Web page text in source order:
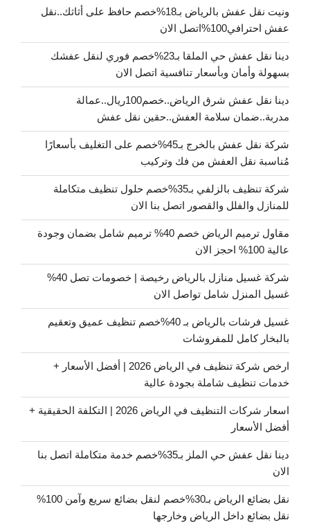
ونيت نقل عفش بالرياض بـ18%خصم حافظ على أثاثك..نقل
عفش احترافي100%اتصل الان
دينا نقل عفش حي الملقا بـ23%خصم فوري لنقل عفشك
بسهولة وأمان وبأسعار تنافسية اتصل الان
دينا نقل عفش شرق الرياض..خصم100ريال..عمالة
مدربة..ضمان سلامة العفش..حقين نقل عفش
شركة نقل عفش بالخرج بـ45%خصم على التغليف بأسعارًا
مُناسبة نقل العفش من فك وتركيب
شركة تنظيف بالزلفي بـ35%خصم حلول تنظيف متكاملة
للمنازل والفلل والقصور اتصل بنا الان
مقاول ترميم الرياض خصم 40% ترميم شامل بضمان وجودة
عالية 100% احجز الان
شركة غسيل منازل بالرياض رخيصة | خصومات تصل 40%
غسيل المنزل شامل تواصل الان
غسيل فرشات بالرياض بـ 40%خصم تنظيف عميق وتعقيم
بالبخار كامل للمفروشات
ارخص شركة تنظيف في الرياض 2026 | أفضل الأسعار +
خدمات تنظيف شاملة بجودة عالية
اسعار شركات التنظيف في الرياض 2026 | التكلفة الحقيقية +
أفضل الأسعار
دينا نقل عفش حي الملز بـ35%خصم خدمة متكاملة اتصل بنا
الان
نقل بضائع الرياض بـ30%خصم لنقل بضائع سريع وآمن 100%
نقل بضائع داخل الرياض وخارجها